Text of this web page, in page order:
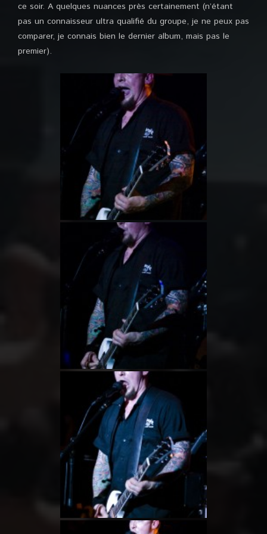
ce soir. A quelques nuances près certainement (n’étant
pas un connaisseur ultra qualifié du groupe, je ne peux pas
comparer, je connais bien le dernier album, mais pas le
premier).